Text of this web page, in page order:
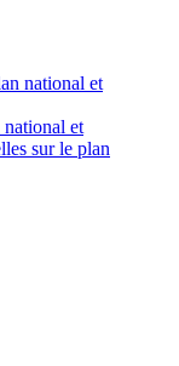
et
sur le plan